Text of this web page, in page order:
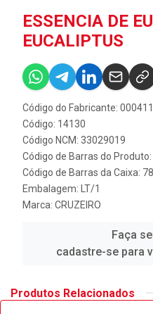
ESSENCIA DE
EUCALIPTUS
Código do Fabricante: 000411
Código: 14130
Código NCM: 33029019
Código de Barras do
Código de Barras da Caixa:
Embalagem: LT/1
Marca: CRUZEIRO
Faça
cadastre-se para
Produtos Relacionados